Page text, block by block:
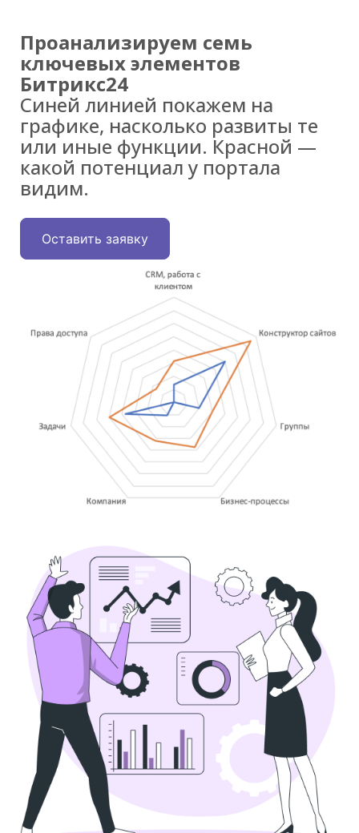
Проанализируем семь
ключевых элементов
Битрикс24
Синей линией покажем на
графике, насколько развиты те
или иные функции. Красной —
какой потенциал у портала
видим.
Оставить заявку